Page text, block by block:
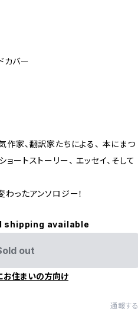
バー
家、翻訳家たちによる、 本にまつ
ートストーリー、 エッセイ、そして
ったアンソロジー！
shipping available
out
お住まいの方向け
通報する